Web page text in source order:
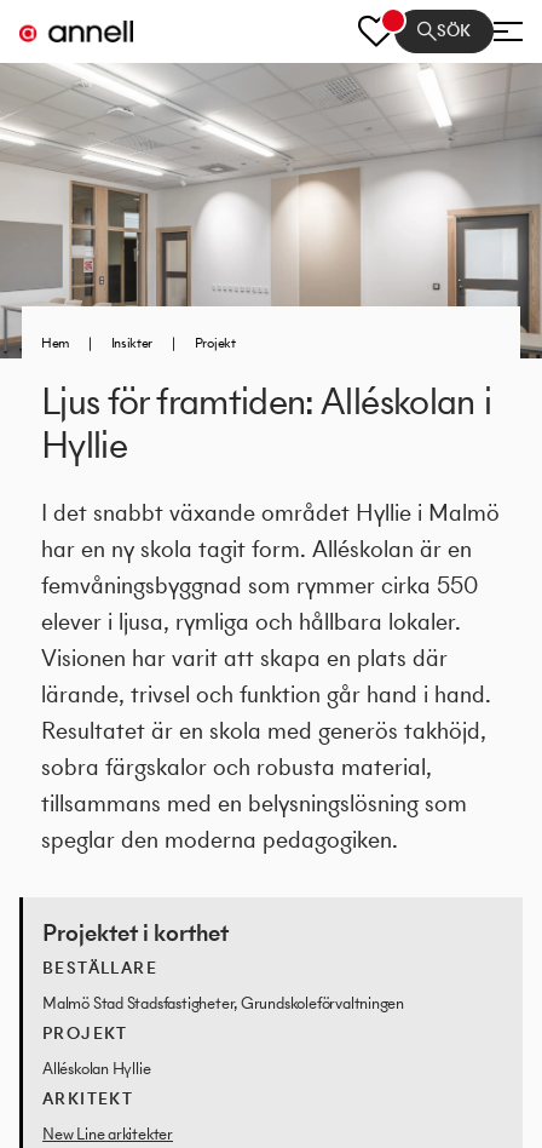
SÖK
Hem | Insikter | Projekt
Ljus för framtiden: Alléskolan i
Hyllie
I det snabbt växande området Hyllie i Malmö
har en ny skola tagit form. Alléskolan är en
femvåningsbyggnad som rymmer cirka 550
elever i ljusa, rymliga och hållbara lokaler.
Visionen har varit att skapa en plats där
lärande, trivsel och funktion går hand i hand.
Resultatet är en skola med generös takhöjd,
sobra färgskalor och robusta material,
tillsammans med en belysningslösning som
speglar den moderna pedagogiken.
Projektet i korthet
BESTÄLLARE
Malmö Stad Stadsfastigheter, Grundskoleförvaltningen
PROJEKT
Alléskolan Hyllie
ARKITEKT
New Line arkitekter